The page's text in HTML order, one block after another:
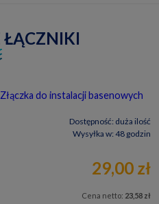
ŁĄCZNIKI
do instalacji basenowych
Dostępność: duża ilość
Wysyłka w: 48 godzin
29,00 zł
Cena netto: 23,58 zł